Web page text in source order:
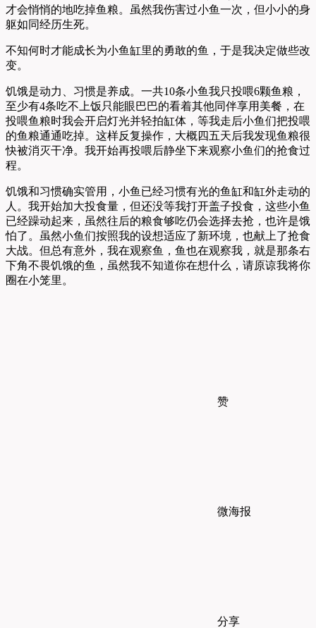
才会悄悄的地吃掉鱼粮。虽然我伤害过小鱼一次，但小小的身
躯如同经历生死。
不知何时才能成长为小鱼缸里的勇敢的鱼，于是我决定做些改
变。
饥饿是动力、习惯是养成。一共10条小鱼我只投喂6颗鱼粮，
至少有4条吃不上饭只能眼巴巴的看着其他同伴享用美餐，在
投喂鱼粮时我会开启灯光并轻拍缸体，等我走后小鱼们把投喂
的鱼粮通通吃掉。这样反复操作，大概四五天后我发现鱼粮很
快被消灭干净。我开始再投喂后静坐下来观察小鱼们的抢食过
程。
饥饿和习惯确实管用，小鱼已经习惯有光的鱼缸和缸外走动的
人。我开始加大投食量，但还没等我打开盖子投食，这些小鱼
已经躁动起来，虽然往后的粮食够吃仍会选择去抢，也许是饿
怕了。虽然小鱼们按照我的设想适应了新环境，也献上了抢食
大战。但总有意外，我在观察鱼，鱼也在观察我，就是那条右
下角不畏饥饿的鱼，虽然我不知道你在想什么，请原谅我将你
圈在小笼里。
赞
微海报
分享